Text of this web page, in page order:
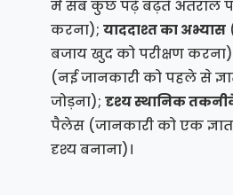
में सब कुछ पढ़े बढ़ते अंतराल
करना); याददाश्त का अभ्यास
बजाय खुद को परीक्षण
(नई जानकारी को पहले से
जोड़ना); दृश्य स्थानिक
पैलेस (जानकारी को एक
दृश्य बनाना)।